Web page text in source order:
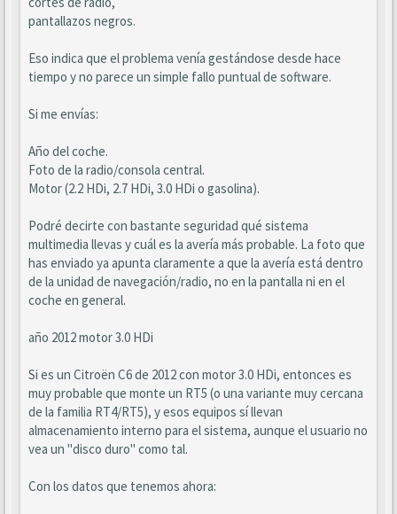
pantallazos negros.
Eso indica que el problema venía gestándose desde hace
tiempo y no parece un simple fallo puntual de software.
Si me envías:
Año del coche.
Foto de la radio/consola central.
Motor (2.2 HDi, 2.7 HDi, 3.0 HDi o gasolina).
Podré decirte con bastante seguridad qué sistema
multimedia llevas y cuál es la avería más probable. La foto que
has enviado ya apunta claramente a que la avería está dentro
de la unidad de navegación/radio, no en la pantalla ni en el
coche en general.
año 2012 motor 3.0 HDi
Si es un Citroën C6 de 2012 con motor 3.0 HDi, entonces es
muy probable que monte un RT5 (o una variante muy cercana
de la familia RT4/RT5), y esos equipos sí llevan
almacenamiento interno para el sistema, aunque el usuario no
vea un "disco duro" como tal.
Con los datos que tenemos ahora: